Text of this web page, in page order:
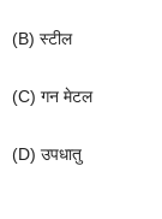
(B) स्टील
(C) गन मेटल
(D) उपधातु